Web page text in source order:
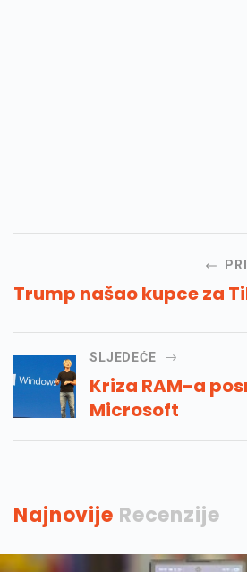
Trump našao kupce za
SLJEDEĆE
Kriza RAM-a
Microsoft
Najnovije Recenzije